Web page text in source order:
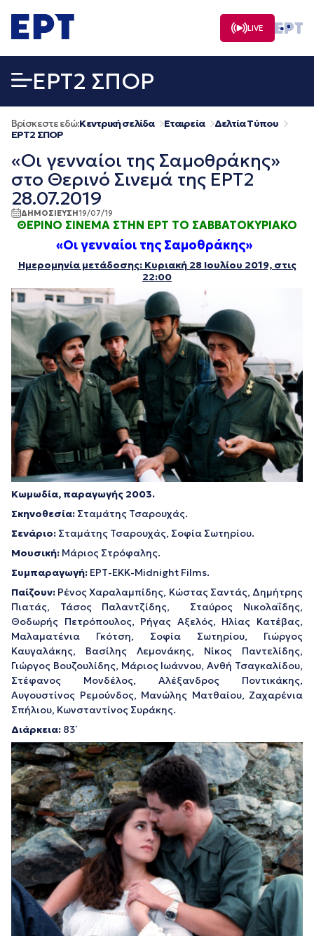
σε
περιεχόμενο
LIVE
EΡΤ2 ΣΠΟΡ
Βρίσκεστε εδώ:Κεντρική σελίδα Εταιρεία
Δελτία Τύπου
EΡΤ2 ΣΠΟΡ
«Οι γενναίοι της Σαμοθράκης»
στο Θερινό Σινεμά της ΕΡΤ2
28.07.2019
ΔΗΜΟΣΙΕΥΣΗ19/07/19
ΘΕΡΙΝΟ ΣΙΝΕΜΑ ΣΤΗΝ ΕΡΤ ΤΟ ΣΑΒΒΑΤΟΚΥΡΙΑΚΟ
«Οι γενναίοι της Σαμοθράκης»
Ημερομηνία μετάδοσης: Κυριακή 28 Ιουλίου 2019, στις
22:00
Κωμωδία, παραγωγής 2003.
Σκηνοθεσία: Σταμάτης Τσαρουχάς.
Σενάριο: Σταμάτης Τσαρουχάς, Σοφία Σωτηρίου.
Μουσική: Μάριος Στρόφαλης.
Συμπαραγωγή: ΕΡΤ-ΕΚΚ-Midnight Films.
Παίζουν: Ρένος Χαραλαμπίδης, Κώστας Σαντάς, Δημήτρης
Πιατάς, Τάσος Παλαντζίδης, Σταύρος Νικολαΐδης,
Θοδωρής Πετρόπουλος, Ρήγας Αξελός, Ηλίας Κατέβας,
Μαλαματένια Γκότση, Σοφία Σωτηρίου, Γιώργος
Καυγαλάκης, Βασίλης Λεμονάκης, Νίκος Παντελίδης,
Γιώργος Βουζουλίδης, Μάριος Ιωάννου, Ανθή Τσαγκαλίδου,
Στέφανος Μονδέλος, Αλέξανδρος Ποντικάκης,
Αυγουστίνος Ρεμούνδος, Μανώλης Ματθαίου, Ζαχαρένια
Σπήλιου, Κωνσταντίνος Συράκης.
Διάρκεια: 83΄